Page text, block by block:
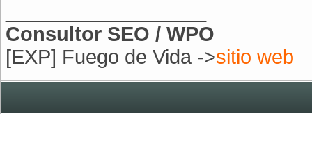
Consultor SEO / WPO
[EXP] Fuego de Vida ->sitio web